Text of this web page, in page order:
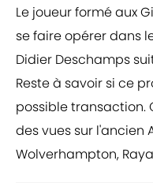
Le joueur formé aux
se faire opérer dans
Didier Deschamps
Reste à savoir si ce
possible
des vues sur l'ancien
Wolverhampton,